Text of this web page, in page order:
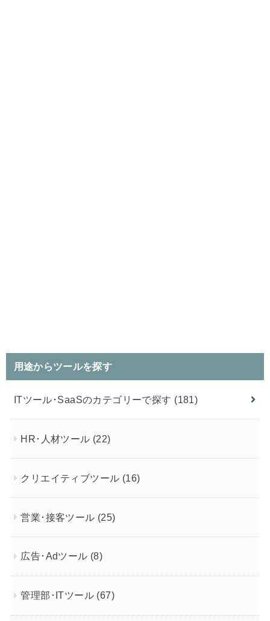
用途からツールを探す
ITツール･SaaSのカテゴリーで探す (181)
HR･人材ツール (22)
クリエイティブツール (16)
営業･接客ツール (25)
広告･Adツール (8)
管理部･ITツール (67)